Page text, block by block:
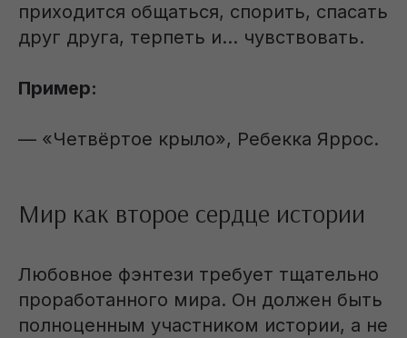
приходится общаться, спорить, спасать
друг друга, терпеть и... чувствовать.
Пример:
— «Четвёртое крыло», Ребекка Яррос.
Мир как второе сердце истории
Любовное фэнтези требует тщательно
проработанного мира. Он должен быть
полноценным участником истории, а не